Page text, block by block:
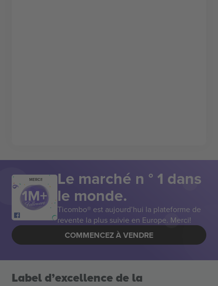
MERCI! Le marché n ° 1 dans
le monde.
Ticombo® est aujourd’hui la plateforme de
revente la plus suivie en Europe. Merci!
COMMENCEZ À VENDRE
Label d’excellence de la